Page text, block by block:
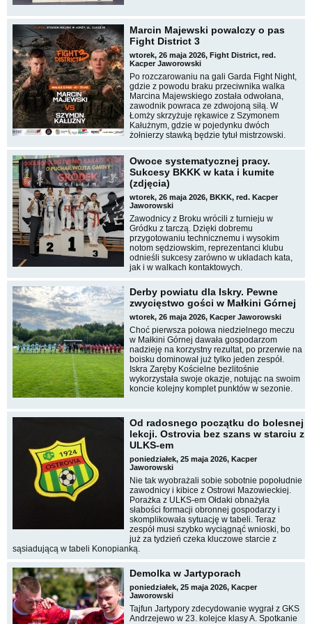
Marcin Majewski powalczy o pas
Fight District 3
wtorek, 26 maja 2026, Fight District, red.
Kacper Jaworowski
Po rozczarowaniu na gali Garda Fight Night,
gdzie z powodu braku przeciwnika walka
Marcina Majewskiego została odwołana,
zawodnik powraca ze zdwojoną siłą. W
Łomży skrzyżuje rękawice z Szymonem
Kałużnym, gdzie w pojedynku dwóch
żołnierzy stawką będzie tytuł mistrzowski.
Owoce systematycznej pracy.
Sukcesy BKKK w kata i kumite
(zdjęcia)
wtorek, 26 maja 2026, BKKK, red. Kacper
Jaworowski
Zawodnicy z Broku wrócili z turnieju w
Gródku z tarczą. Dzięki dobremu
przygotowaniu technicznemu i wysokim
notom sędziowskim, reprezentanci klubu
odnieśli sukcesy zarówno w układach kata,
jak i w walkach kontaktowych.
Derby powiatu dla Iskry. Pewne
zwycięstwo gości w Małkini Górnej
wtorek, 26 maja 2026, Kacper Jaworowski
Choć pierwsza połowa niedzielnego meczu
w Małkini Górnej dawała gospodarzom
nadzieję na korzystny rezultat, po przerwie na
boisku dominował już tylko jeden zespół.
Iskra Zaręby Kościelne bezlitośnie
wykorzystała swoje okazje, notując na swoim
koncie kolejny komplet punktów w sezonie.
Od radosnego początku do bolesnej
lekcji. Ostrovia bez szans w starciu z
ULKS-em
poniedziałek, 25 maja 2026, Kacper
Jaworowski
Nie tak wyobrażali sobie sobotnie popołudnie
zawodnicy i kibice z Ostrowi Mazowieckiej.
Porażka z ULKS-em Ołdaki obnażyła
słabości formacji obronnej gospodarzy i
skomplikowała sytuację w tabeli. Teraz
zespół musi szybko wyciągnąć wnioski, bo
już za tydzień czeka kluczowe starcie z
sąsiadującą w tabeli Konopianką.
Demolka w Jartyporach
poniedziałek, 25 maja 2026, Kacper
Jaworowski
Tajfun Jartypory zdecydowanie wygrał z GKS
Andrzejewo w 23. kolejce klasy A. Spotkanie